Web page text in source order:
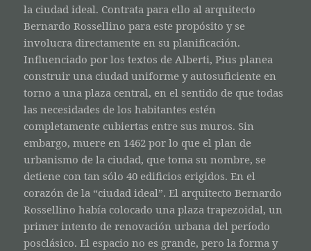
la ciudad ideal. Contrata para ello al arquitecto
Bernardo Rossellino para este propósito y se
involucra directamente en su planificación.
Influenciado por los textos de Alberti, Pius planea
construir una ciudad uniforme y autosuficiente en
torno a una plaza central, en el sentido de que todas
las necesidades de los habitantes estén
completamente cubiertas entre sus muros. Sin
embargo, muere en 1462 por lo que el plan de
urbanismo de la ciudad, que toma su nombre, se
detiene con tan sólo 40 edificios erigidos. En el
corazón de la “ciudad ideal”. El arquitecto Bernardo
Rossellino había colocado una plaza trapezoidal, un
primer intento de renovación urbana del período
posclásico. El espacio no es grande, pero la forma y